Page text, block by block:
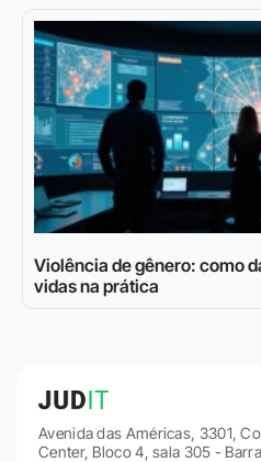
Violência de gênero: como
vidas na prática
Avenida das Américas, 3301,
Center, Bloco 4, sala 305 -